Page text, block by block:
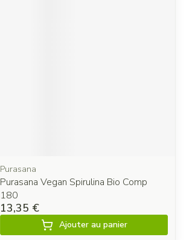
Purasana
Purasana Vegan Spirulina Bio Comp
180
13,35 €
Ajouter au panier